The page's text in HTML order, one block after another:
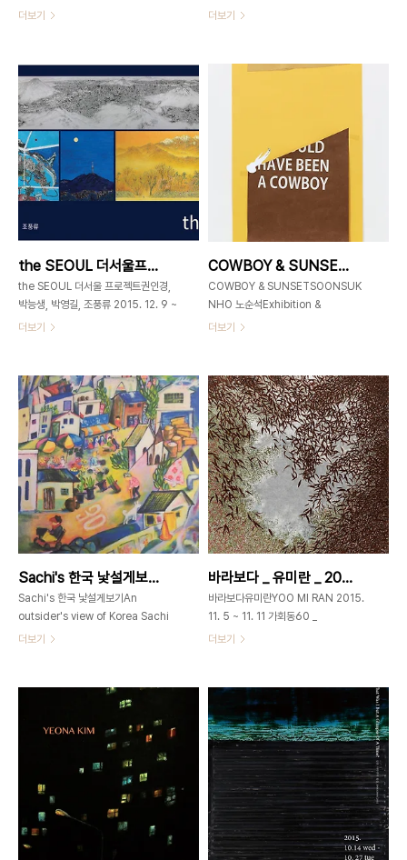
GAHOEDONG60www.gahoedong60.com
0585gahoedong60@gmail.com
하인선 _ 피어나다 196 x 147cm 한지
에 연필 2012 하인선 _ 피어나다 196
x 147cm 한지에 연필 2011 ‘연필수묵
에서 자개목단까지’ 하인선 작업에 붙여
1.하인선의 지난 작업에서겹쳐진 한지들
사이로 아련히 흔들리던 도자기와, 도자
기를 깨고 나와 솟구쳐 나르던 나비떼를
을 떠나 검은 옻칠 창공 위를 무지개빛
다! 작가는 어느날 갑자기 자개에 매혹되
었다고 말합니다.유년 시절, 안방의 아랫
목에 앉아 까무룩이 졸고 있자면..
더보기
2015. 12. 22 - 2016. 1. 9 휴관일 12
1/1~1/3If you have to visit us
GAHOEDONG60+82-2-3673-
0585gahoedong60@gmail.com
서울시 종로구 북촌로 11길 55,
Bukchon-ro 11-gil, Jongno-gu,
Forward, 2015Pigment Print
더보기
the SEOUL 더서울프로젝트 _ 권인경,박능생,박영길,조풍류 _ 2015_1209 ▶ 1215
the SEOUL 더서울 프로젝트권인경,
박능생, 박영길, 조풍류 2015. 12. 9 ~
15 4인전 / 동양화 주최/주관 : 디자인
12. 9 – 15 / 휴관일 없음초대일시
2015. 12. 9 오후 4시30분개관시간
12–7pm 가회동60 _
GAHOEDONG60www.gahoedong60.com
서울시 종로구 북촌로 11길 5+82-2-
3673-0585 전시2.2015. 12. 9 –
15 / 휴관일 없음초대일시 2015. 12.
9. 오후 6시, 축하공연(판소리) 배일동,
현미, 김성종개관시간 평일 10:30am–
6:30pm 일요일 12–6:30pm 갤러리
GRIMSONwww.grimson..
더보기
COWBOY & SUNSET _ 노순석 _ 2015_1120 ▶ 1122
COWBOY & SUNSETSOONSUK
NHO 노순석Exhibition &
Publication 2015. 11. 20 - 22초대
서울시 종로구 가회동 60번지02-
3673-
0585gahoedong60@gmail.com
노순석홍익대학교 회화과 졸업파리 소르
본 1대학 조형예술학 박사 개인전2015
COWBOY & SUNSET, 가회동
602010 너의 말풍선과 나의 풍선껌
2009 신화와 우화2008 김재규씨와
콩나무2007 이카루스의 날개를 훔치
다2006 나르시스의 방등 11회의 개인
더보기
Sachi's 한국 낯설게보기 _ Sachi Shimada _ 2015_1113 ▶ 1119
Sachi's 한국 낯설게보기An
outsider's view of Korea Sachi
Shimada 2015. 11. 13(금) ~ 19(목)
0585 FACEBOOK _ Sachi Art 한
국의 소박하고 정감있는 풍경과 사람들
을 따뜻한 선, 색채를 사용하여 해학적으
로 표현하는 작가 시마다 사치는 일본에
서 꾸준히 만화를 공부하며 해학적 표현
을 연구, 외국인의 시선으로 바라본 한국
의 현대 사회의 모습을 재해석하여 정성
을 담아 그린다. 그녀의 따뜻한 그림은
보는 이들의 마음을 뭉클하게 하기도 하
고, 때로는 재치있는 표현으로 신선한 웃
더보기
바라보다 _ 유미란 _ 2015_1105 ▶ 1111
바라보다유미란YOO MI RAN 2015.
11. 5 ~ 11. 11 가회동60 _
GAHOEDONG60서울시 종로구 가
바라보다 _ 80x80cm _ 은박, 석채 바
라보다 _ 91x116.7cm _ 금박, 은박,
석채 바라보다 _ 72.7x53cm_ 은박,
석채 바라보다 _ 20x20cm _ 은박, 석
채 바라보다 _ 36x28cm _ 은박, 석채
바라보다 _ 45.5x25.5cm _ 은박, 석
채 유 미 란 YOO MI RAN 홍익대학교
동양화과, 동 대학원 졸업 개인전1988
제1회 청남 미술관1994 두사람 이야기
전1997 제2회 모인화랑2002 제3회
더보기